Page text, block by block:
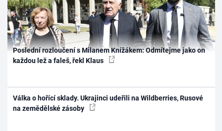
Poslední rozloučení s Milanem Knížákem: Odmítejme jako on
každou lež a faleš, řekl Klaus
Válka o hořící sklady. Ukrajinci udeřili na Wildberries, Rusové
na zemědělské zásoby